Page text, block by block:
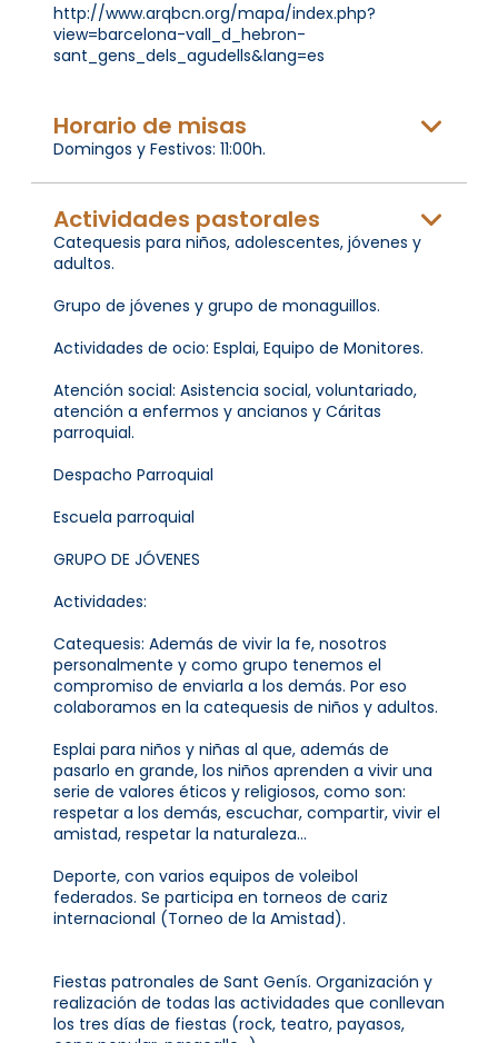
http://www.arqbcn.org/mapa/index.php?
view=barcelona-vall_d_hebron-
sant_gens_dels_agudells&lang=es
Horario de misas
Domingos y Festivos: 11:00h.
Actividades pastorales
Catequesis para niños, adolescentes, jóvenes y
adultos.
Grupo de jóvenes y grupo de monaguillos.
Actividades de ocio: Esplai, Equipo de Monitores.
Atención social: Asistencia social, voluntariado,
atención a enfermos y ancianos y Cáritas
parroquial.
Despacho Parroquial
Escuela parroquial
GRUPO DE JÓVENES
Actividades:
Catequesis: Además de vivir la fe, nosotros
personalmente y como grupo tenemos el
compromiso de enviarla a los demás. Por eso
colaboramos en la catequesis de niños y adultos.
Esplai para niños y niñas al que, además de
pasarlo en grande, los niños aprenden a vivir una
serie de valores éticos y religiosos, como son:
respetar a los demás, escuchar, compartir, vivir el
amistad, respetar la naturaleza...
Deporte, con varios equipos de voleibol
federados. Se participa en torneos de cariz
internacional (Torneo de la Amistad).
Fiestas patronales de Sant Genís. Organización y
realización de todas las actividades que conllevan
los tres días de fiestas (rock, teatro, payasos,